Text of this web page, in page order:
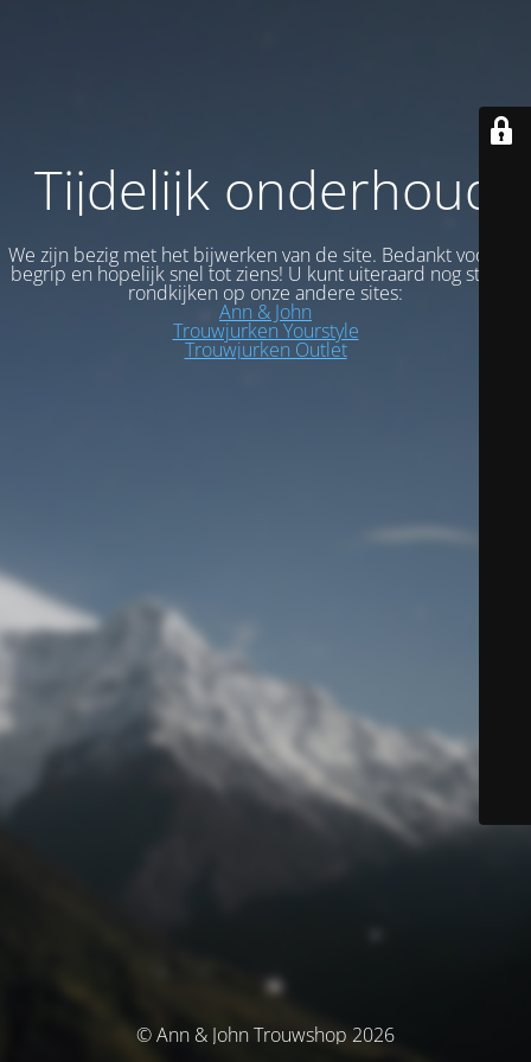
Tijdelijk onderhoud
We zijn bezig met het bijwerken van de site. Bedankt voor uw
begrip en hopelijk snel tot ziens! U kunt uiteraard nog steeds
rondkijken op onze andere sites:
Ann & John
Trouwjurken Yourstyle
Trouwjurken Outlet
© Ann & John Trouwshop 2026